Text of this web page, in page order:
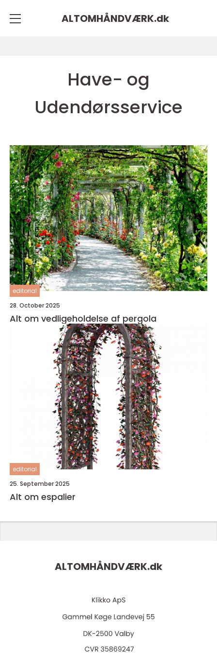
ALTOMHÅNDVÆRK.dk
Have- og
Udendørsservice
editorial
28. October 2025
Alt om vedligeholdelse af pergola
editorial
25. September 2025
Alt om espalier
ALTOMHÅNDVÆRK.dk